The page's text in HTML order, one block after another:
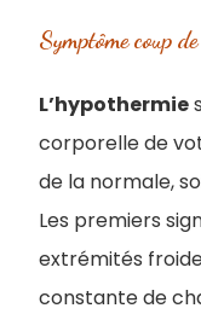
Symptôme coup
L’hypothermie
corporelle de
de la normale,
Les premiers
extrémités
constante de